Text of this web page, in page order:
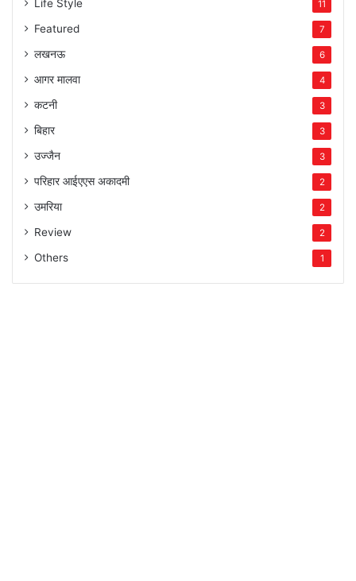
Life Style 11
Featured 7
लखनऊ 6
आगर मालवा 4
कटनी 3
बिहार 3
उज्जैन 3
परिहार आईएएस अकादमी 2
उमरिया 2
Review 2
Others 1